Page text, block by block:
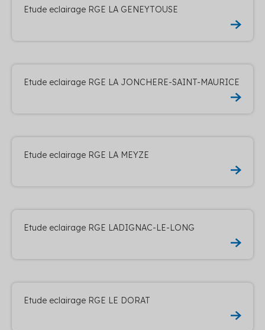
Etude eclairage RGE LA GENEYTOUSE
Etude eclairage RGE LA JONCHERE-SAINT-MAURICE
Etude eclairage RGE LA MEYZE
Etude eclairage RGE LADIGNAC-LE-LONG
Etude eclairage RGE LE DORAT